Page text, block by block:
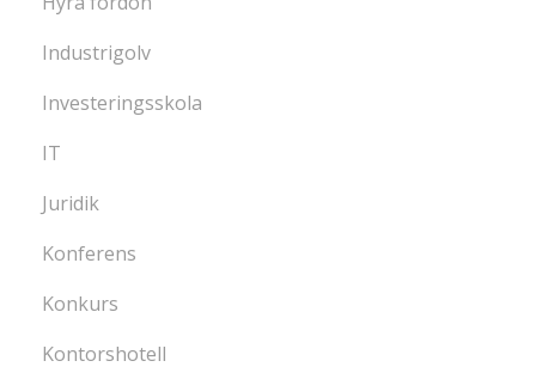
Industrigolv
Investeringsskola
IT
Juridik
Konferens
Konkurs
Kontorshotell